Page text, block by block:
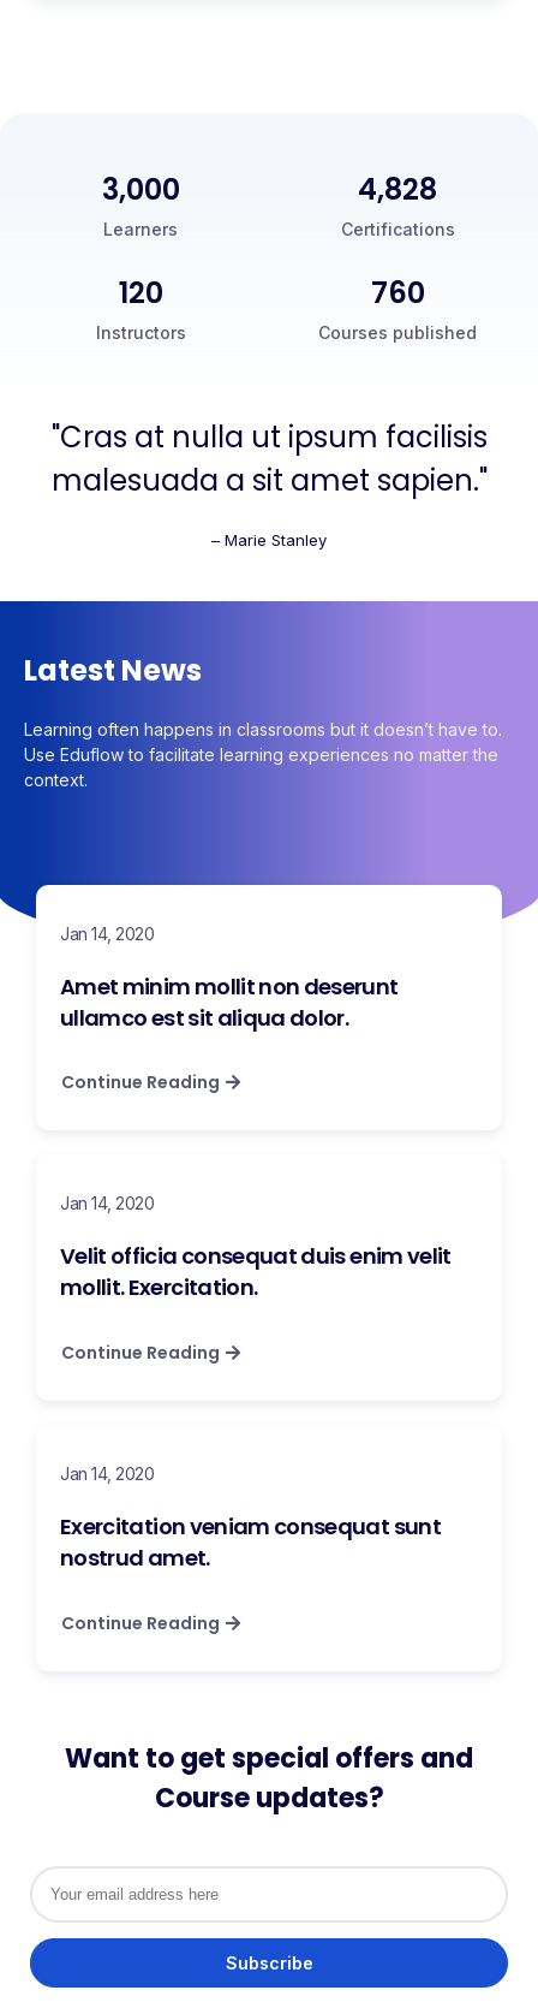
3,000
Learners
5,000
Certifications
120
Instructors
760
Courses published
"Cras at nulla ut ipsum facilisis
malesuada a sit amet sapien."
– Marie Stanley
Latest News
Learning often happens in classrooms but it doesn’t have to.
Use Eduflow to facilitate learning experiences no matter the
context.
Jan 14, 2020
Amet minim mollit non deserunt
ullamco est sit aliqua dolor.
Continue Reading
Jan 14, 2020
Velit officia consequat duis enim velit
mollit. Exercitation.
Continue Reading
Jan 14, 2020
Exercitation veniam consequat sunt
nostrud amet.
Continue Reading
Want to get special offers and
Course updates?